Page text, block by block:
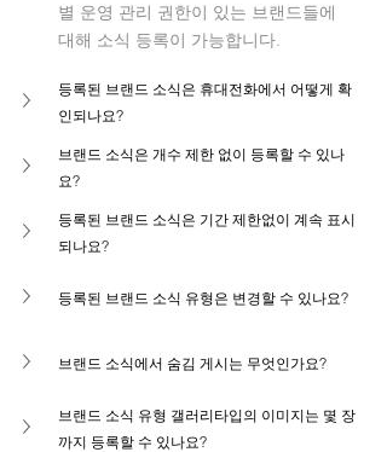
별 운영 관리 권한이 있는 브랜드들에
대해 소식 등록이 가능합니다.
등록된 브랜드 소식은 휴대전화에서 어떻게 확
인되나요?
브랜드 소식은 개수 제한 없이 등록할 수 있나
요?
등록된 브랜드 소식은 기간 제한없이 계속 표시
되나요?
등록된 브랜드 소식 유형은 변경할 수 있나요?
브랜드 소식에서 숨김 게시는 무엇인가요?
브랜드 소식 유형 갤러리타입의 이미지는 몇 장
까지 등록할 수 있나요?